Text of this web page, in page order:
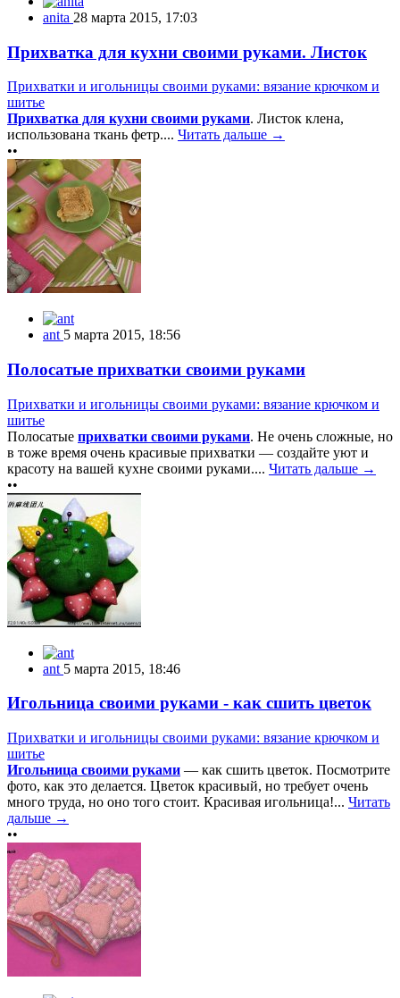
anita 28 марта 2015, 17:03
Прихватка для кухни своими руками. Листок
Прихватки и игольницы своими руками: вязание крючком и
шитье
Прихватка для кухни своими руками. Листок клена,
использована ткань фетр.... Читать дальше →
••
ant 5 марта 2015, 18:56
Полосатые прихватки своими руками
Прихватки и игольницы своими руками: вязание крючком и
шитье
Полосатые прихватки своими руками. Не очень сложные, но
в тоже время очень красивые прихватки — создайте уют и
красоту на вашей кухне своими руками.... Читать дальше →
••
ant 5 марта 2015, 18:46
Игольница своими руками - как сшить цветок
Прихватки и игольницы своими руками: вязание крючком и
шитье
Игольница своими руками — как сшить цветок. Посмотрите
фото, как это делается. Цветок красивый, но требует очень
много труда, но оно того стоит. Красивая игольница!... Читать
дальше →
••